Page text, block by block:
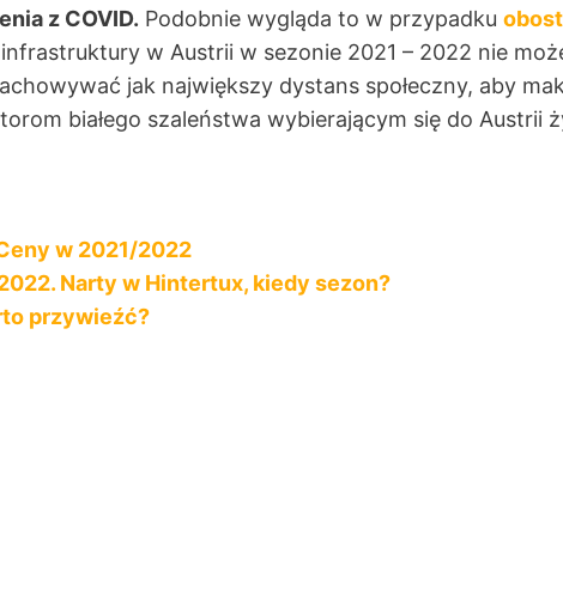
z COVID. Podobnie wygląda to w przypadku
w Austrii w sezonie 2021 – 2022 nie
jak największy dystans społeczny, aby
białego szaleństwa wybierającym się do Austrii
w 2021/2022
Narty w Hintertux, kiedy sezon?
przywieźć?